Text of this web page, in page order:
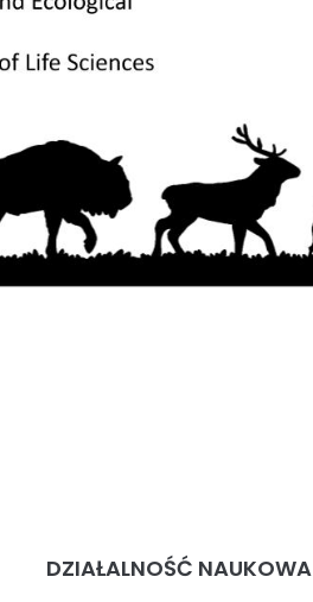
DZIAŁALNOŚĆ NAUKOWA